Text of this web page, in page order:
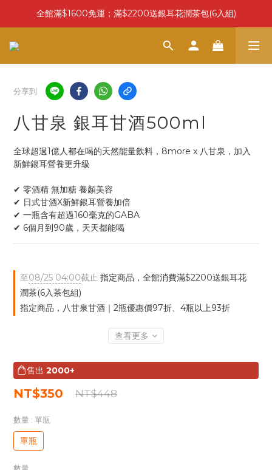
全館滿$1600免運；滿$2200送銀耳花潤茶包(6入組)
分享到
八甘泉 銀耳甘酒500ml
全球超過1億人都在喝的天然能量飲料，8more x 八甘泉，加入
新鮮銀耳營養更升級
✔ 零酒精 無加糖 養顏美容
✔ 日式甘酒X新鮮銀耳營養加倍
✔ 一瓶含有超過160毫克的GABA
✔ 6個月到90歲，天天都能喝
至08/25 04:00截止 指定商品，全館消費滿$2200送銀耳花
潤茶(6入茶包組)
指定商品，八甘泉甘酒｜2瓶優惠價97折、4瓶以上93折
查看更多
售出 2000+
NT$350 NT$448
數量 : 單瓶
單瓶